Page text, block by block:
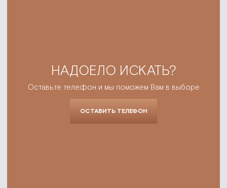
НАДОЕЛО ИСКАТЬ?
Оставьте телефон и мы поможем Вам в выборе
ОСТАВИТЬ ТЕЛЕФОН